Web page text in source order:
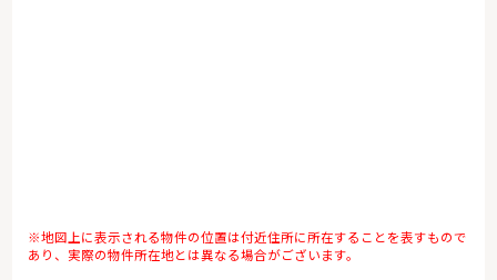
※地図上に表示される物件の位置は付近住所に所在することを表すもので
あり、実際の物件所在地とは異なる場合がございます。